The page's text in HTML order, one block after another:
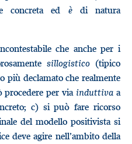
concreta ed èdi natura
che anche per i
sillogistico (tipico
più declamato che realmente
per viainduttiva a
c) si può fare ricorso
del modello positivista si
deve agire nell’ambito della